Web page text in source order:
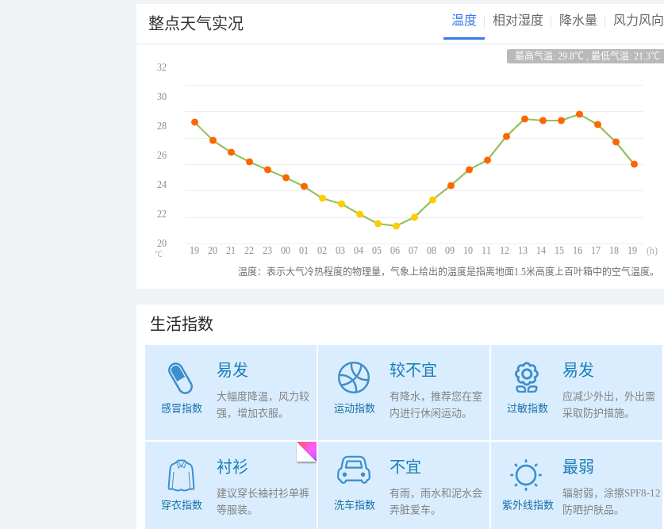
整点天气实况 温度 相对湿度 降水量 风力风向
最高气温: 29.8℃ , 最低气温: 21.3℃
19 20 21 22 23 00 01 02 03 04 05 06 07 08 09 10 11 12 13 14 15 16 17 18 19
32
30
28
26
24
22
20
(h)
℃
温度：表示大气冷热程度的物理量，气象上给出的温度是指离地面1.5米高度上百叶箱中的空气温度。
生活指数
易发
感冒指数
大幅度降温，风力较
强，增加衣服。
较不宜
运动指数
有降水，推荐您在室
内进行休闲运动。
易发
过敏指数
应减少外出，外出需
采取防护措施。
衬衫
穿衣指数
建议穿长袖衬衫单裤
等服装。
不宜
洗车指数
有雨，雨水和泥水会
弄脏爱车。
最弱
紫外线指数
辐射弱，涂擦SPF8-12
防晒护肤品。